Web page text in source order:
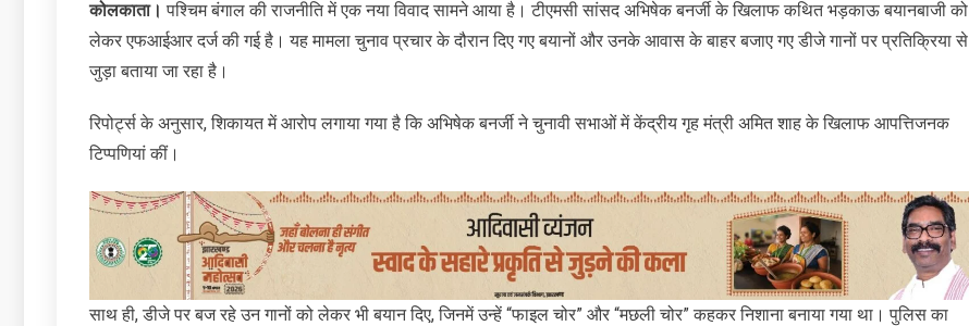
कोलकाता। पश्चिम बंगाल की राजनीति में एक नया विवाद सामने आया है। टीएमसी सांसद अभिषेक बनर्जी के खिलाफ कथित भड़काऊ बयानबाजी को
लेकर एफआईआर दर्ज की गई है। यह मामला चुनाव प्रचार के दौरान दिए गए बयानों और उनके आवास के बाहर बजाए गए डीजे गानों पर प्रतिक्रिया से
जुड़ा बताया जा रहा है।
रिपोर्ट्स के अनुसार, शिकायत में आरोप लगाया गया है कि अभिषेक बनर्जी ने चुनावी सभाओं में केंद्रीय गृह मंत्री अमित शाह के खिलाफ आपत्तिजनक
टिप्पणियां कीं।
साथ ही, डीजे पर बज रहे उन गानों को लेकर भी बयान दिए, जिनमें उन्हें “फाइल चोर” और “मछली चोर” कहकर निशाना बनाया गया था। पुलिस का